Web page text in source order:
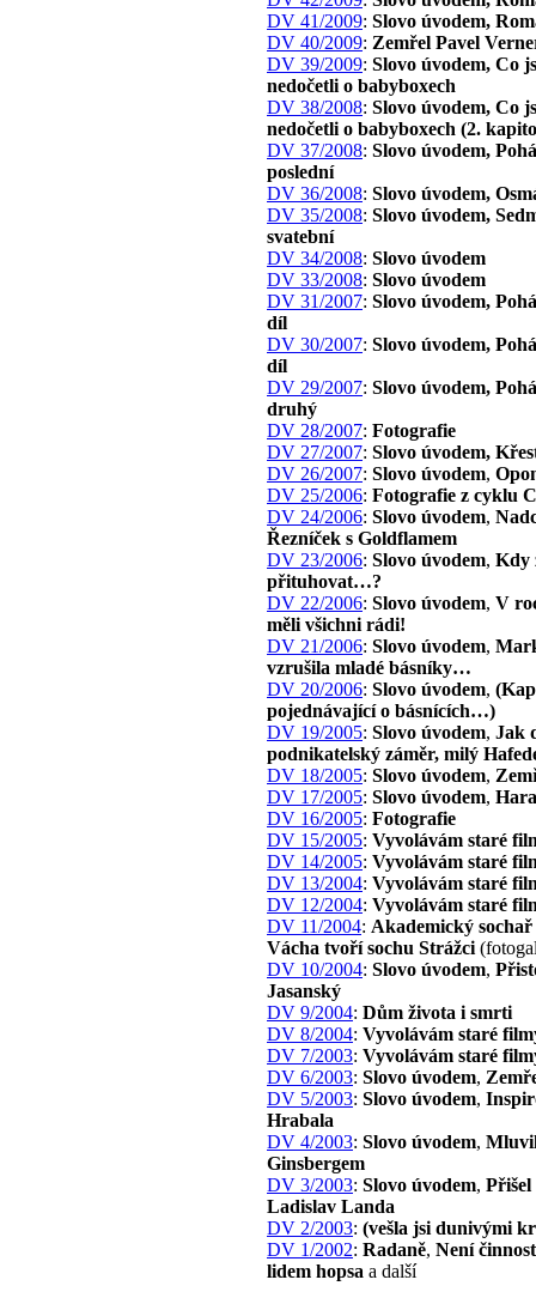
DV 41/2009: Slovo úvodem,
DV 40/2009: Zemřel Pavel
DV 39/2009: Slovo úvodem, Co
nedočetli o babyboxech
DV 38/2008: Slovo úvodem, Co
nedočetli o babyboxech (2.
DV 37/2008: Slovo úvodem,
poslední
DV 36/2008: Slovo úvodem,
DV 35/2008: Slovo úvodem,
svatební
DV 34/2008: Slovo úvodem
DV 33/2008: Slovo úvodem
DV 31/2007: Slovo úvodem,
díl
DV 30/2007: Slovo úvodem,
díl
DV 29/2007: Slovo úvodem,
druhý
DV 28/2007: Fotografie
DV 27/2007: Slovo úvodem,
DV 26/2007: Slovo úvodem,
DV 25/2006: Fotografie z cyklu
DV 24/2006: Slovo úvodem,
Řezníček s Goldflamem
DV 23/2006: Slovo úvodem, Kdy
přituhovat…?
DV 22/2006: Slovo úvodem, V
měli všichni rádi!
DV 21/2006: Slovo úvodem,
vzrušila mladé básníky…
DV 20/2006: Slovo úvodem,
pojednávající o básnících…)
DV 19/2005: Slovo úvodem, Jak
podnikatelský záměr, milý
DV 18/2005: Slovo úvodem,
DV 17/2005: Slovo úvodem,
DV 16/2005: Fotografie
DV 15/2005: Vyvolávám staré
DV 14/2005: Vyvolávám staré
DV 13/2004: Vyvolávám staré
DV 12/2004: Vyvolávám staré
DV 11/2004: Akademický
Vácha tvoří sochu Strážci
DV 10/2004: Slovo úvodem,
Jasanský
DV 9/2004: Dům života i smrti
DV 8/2004: Vyvolávám staré
DV 7/2003: Vyvolávám staré
DV 6/2003: Slovo úvodem,
DV 5/2003: Slovo úvodem,
Hrabala
DV 4/2003: Slovo úvodem,
Ginsbergem
DV 3/2003: Slovo úvodem,
Ladislav Landa
DV 2/2003: (vešla jsi dunivými
DV 1/2002: Radaně, Není
lidem hopsa a další